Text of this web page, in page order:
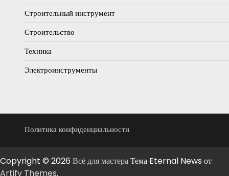
Строительный инструмент
Строительство
Техника
Электроинструменты
Политика конфиденциальности
Copyright © 2026 Всё для мастераТема Eternal News от
Artify Themes.